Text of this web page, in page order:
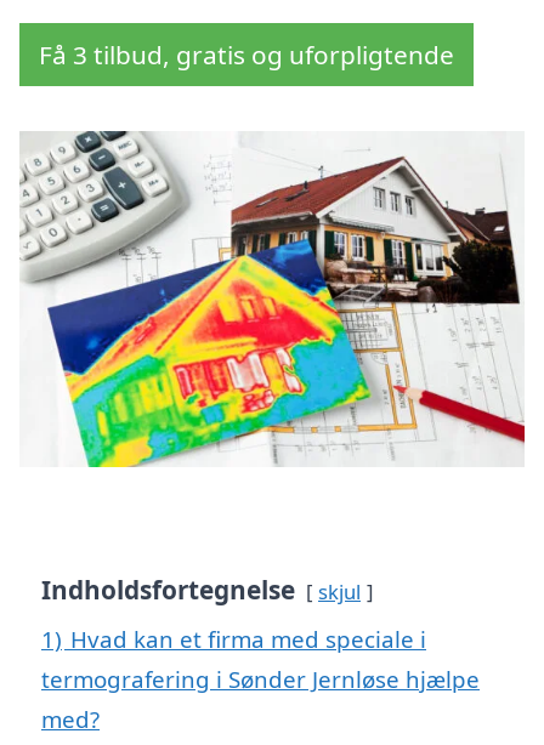
Få 3 tilbud, gratis og uforpligtende
Indholdsfortegnelse skjul
1) Hvad kan et firma med speciale i
termografering i Sønder Jernløse hjælpe
med?